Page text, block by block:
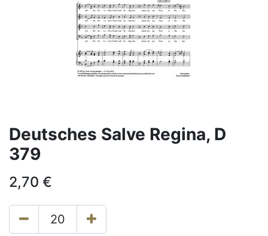
Deutsches Salve Regina, D
379
2,70 €